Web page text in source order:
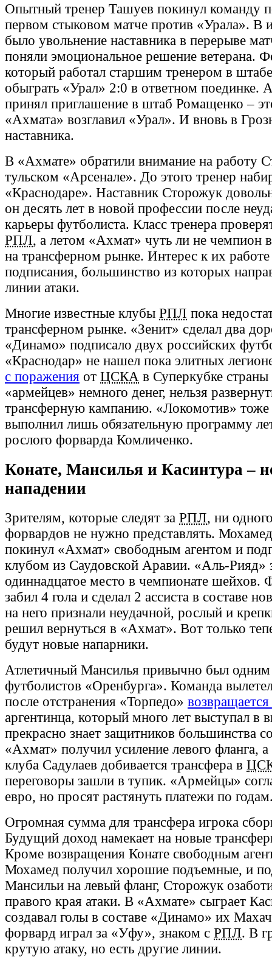
Опытный тренер Ташуев покинул команду
первом стыковом матче против «Урала». В
было увольнение наставника в перерыве
поняли эмоциональное решение ветерана.
который работал старшим тренером в
обыграть «Урал» 2:0 в ответном поединке.
принял приглашение в штаб Ромащенко –
«Ахмата» возглавил «Урал». И вновь в
наставника.
В «Ахмате» обратили внимание на работу
тульском «Арсенале». До этого тренер
«Краснодаре». Наставник Сторожук
он десять лет в новой профессии после
карьеры футболиста. Класс тренера
РПЛ, а летом «Ахмат» чуть ли не чемпион
на трансферном рынке. Интерес к их
подписания, большинство из которых
линии атаки.
Многие известные клубы РПЛ пока
трансферном рынке. «Зенит» сделал два
«Динамо» подписало двух российских
«Краснодар» не нашел пока элитных
с поражения от ЦСКА в Суперкубке
«армейцев» немного денег, нельзя
трансферную кампанию. «Локомотив» тоже
выполнил лишь обязательную программу
рослого форварда Комличенко.
Конате, Мансилья и Касинтура –
нападении
Зрителям, которые следят за РПЛ, ни
форвардов не нужно представлять.
покинул «Ахмат» свободным агентом и
клубом из Саудовской Аравии. «Аль-Рияд»
одиннадцатое место в чемпионате шейхов.
забил 4 гола и сделал 2 ассиста в составе
на него признали неудачной, рослый и
решил вернуться в «Ахмат». Вот только
будут новые напарники.
Атлетичный Мансилья привычно был одним
футболистов «Оренбурга». Команда
после отстранения «Торпедо» возвращается
аргентинца, который много лет выступал в
прекрасно знает защитников большинства
«Ахмат» получил усиление левого фланга,
клуба Садулаев добивается трансфера в
переговоры зашли в тупик. «Армейцы»
евро, но просят растянуть платежи по
Огромная сумма для трансфера игрока
Будущий доход намекает на новые
Кроме возвращения Конате свободным
Мохамед получил хорошие подъемные, и
Мансильи на левый фланг, Сторожук
правого края атаки. В «Ахмате» сыграет
создавал голы в составе «Динамо» их
форвард играл за «Уфу», знаком с РПЛ. В
крутую атаку, но есть другие линии.